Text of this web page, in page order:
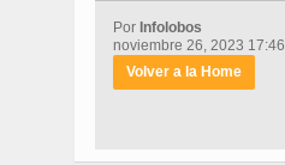
Por Infolobos
noviembre 26, 2023 17:46
Volver a la Home